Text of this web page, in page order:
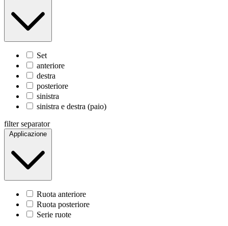
Set
anteriore
destra
posteriore
sinistra
sinistra e destra (paio)
filter separator
Applicazione
Ruota anteriore
Ruota posteriore
Serie ruote